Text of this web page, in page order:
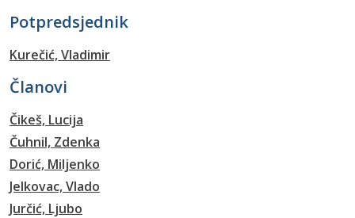
Potpredsjednik
Kurečić, Vladimir
Članovi
Čikeš, Lucija
Čuhnil, Zdenka
Dorić, Miljenko
Jelkovac, Vlado
Jurčić, Ljubo